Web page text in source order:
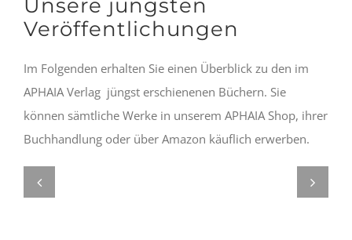
Unsere jüngsten
Veröffentlichungen
Im Folgenden erhalten Sie einen Überblick zu den im
APHAIA Verlag jüngst erschienenen Büchern. Sie
können sämtliche Werke in unserem APHAIA Shop, ihrer
Buchhandlung oder über Amazon käuflich erwerben.